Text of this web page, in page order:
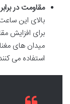
مقاومت در
بالای این
برای افزایش
میدان های
استفاده می